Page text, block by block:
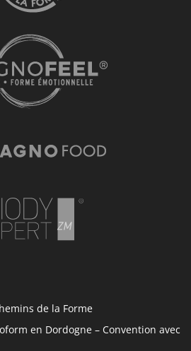
de la Forme
en Dordogne – Convention avec